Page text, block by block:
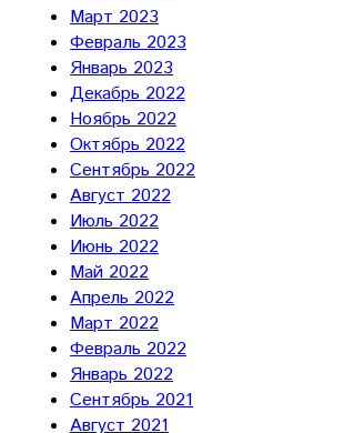
Март 2023
Февраль 2023
Январь 2023
Декабрь 2022
Ноябрь 2022
Октябрь 2022
Сентябрь 2022
Август 2022
Июль 2022
Июнь 2022
Май 2022
Апрель 2022
Март 2022
Февраль 2022
Январь 2022
Сентябрь 2021
Август 2021